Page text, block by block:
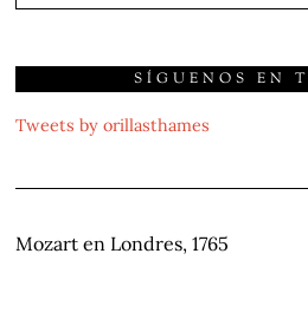
SÍGUENOS EN
Tweets by orillasthames
NAVEGACIÓN
Mozart en Londres, 1765